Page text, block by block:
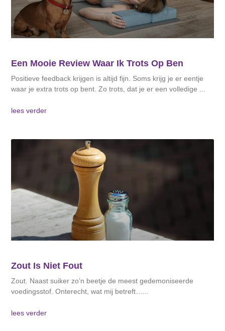
Een Mooie Review Waar Ik Trots Op Ben
Positieve feedback krijgen is altijd fijn. Soms krijg je er eentje
waar je extra trots op bent. Zo trots, dat je er een volledige
lees verder
Zout Is Niet Fout
Zout. Naast suiker zo’n beetje de meest gedemoniseerde
voedingsstof. Onterecht, wat mij betreft…
lees verder